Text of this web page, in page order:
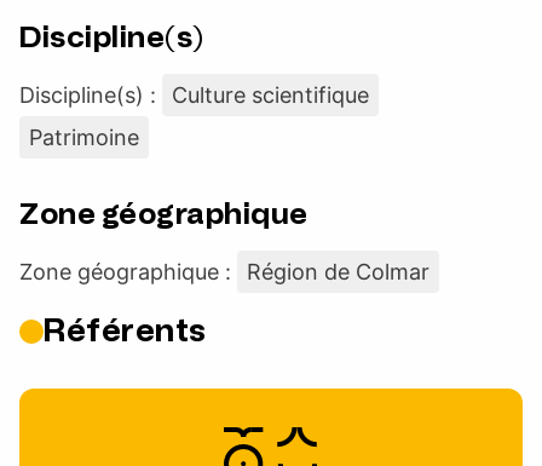
Discipline(s)
Discipline(s) :
Culture scientifique
Patrimoine
Zone géographique
Zone géographique : Région de Colmar
Référents